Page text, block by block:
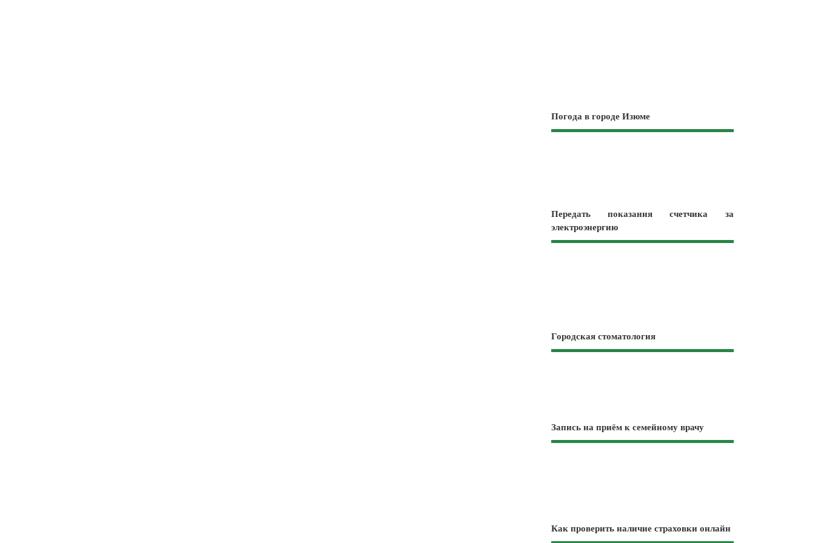
Погода в городе Изюме
Передать показания счетчика за
электроэнергию
Городская стоматология
Запись на приём к семейному врачу
Как проверить наличие страховки онлайн